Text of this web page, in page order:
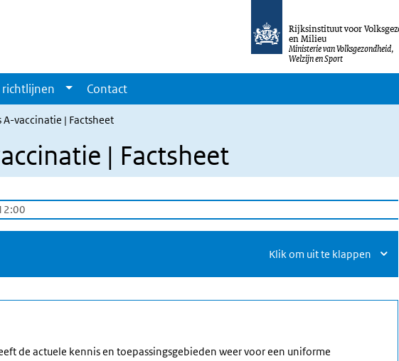
Rijksinstituut voor
en Milieu
Ministerie van Volksgezondheid,
Welzijn en Sport
richtlijnen Contact
A-vaccinatie | Factsheet
| Factsheet
Klik om uit te klappen
de actuele kennis en toepassingsgebieden weer voor een uniforme